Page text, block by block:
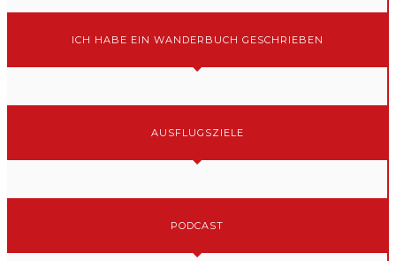
ICH HABE EIN WANDERBUCH GESCHRIEBEN
AUSFLUGSZIELE
PODCAST